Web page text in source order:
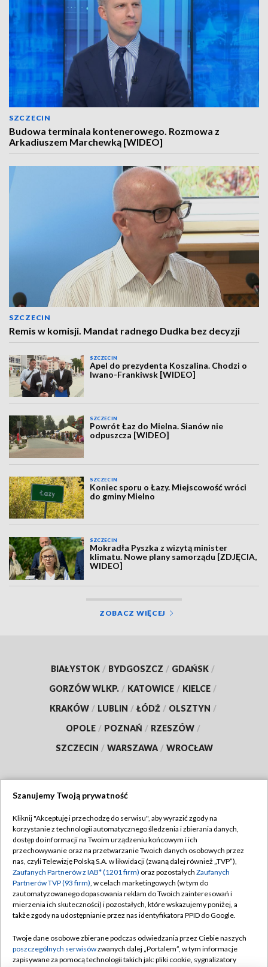
SZCZECIN
Budowa terminala kontenerowego. Rozmowa z
Arkadiuszem Marchewką [WIDEO]
SZCZECIN
Remis w komisji. Mandat radnego Dudka bez decyzji
SZCZECIN
Apel do prezydenta Koszalina. Chodzi o
Iwano-Frankiwsk [WIDEO]
SZCZECIN
Powrót Łaz do Mielna. Sianów nie
odpuszcza [WIDEO]
SZCZECIN
Koniec sporu o Łazy. Miejscowość wróci
do gminy Mielno
SZCZECIN
Mokradła Pyszka z wizytą minister
klimatu. Nowe plany samorządu [ZDJĘCIA,
WIDEO]
ZOBACZ WIĘCEJ
BIAŁYSTOK / BYDGOSZCZ / GDAŃSK /
GORZÓW WLKP. / KATOWICE / KIELCE /
KRAKÓW / LUBLIN / ŁÓDŹ / OLSZTYN /
OPOLE / POZNAŃ / RZESZÓW /
SZCZECIN / WARSZAWA / WROCŁAW
TVP
Abonament TVP
Emisja w TVP
Centrum informacji TVP
Naziemna Telewizja Cyfrowa
Rada Programowa
Regulamin TVP
Polityka prywatności
Moje zgody
Pomoc
Kontakt
Szanujemy Twoją prywatność
Kliknij "Akceptuję i przechodzę do serwisu", aby wyrazić zgody na
korzystanie z technologii automatycznego śledzenia i zbierania danych,
dostęp do informacji na Twoim urządzeniu końcowym i ich
przechowywanie oraz na przetwarzanie Twoich danych osobowych przez
nas, czyli Telewizję Polską S.A. w likwidacji (zwaną dalej również „TVP”),
Zaufanych Partnerów z IAB* (1201 firm) oraz pozostałych Zaufanych
Partnerów TVP (93 firm), w celach marketingowych (w tym do
zautomatyzowanego dopasowania reklam do Twoich zainteresowań i
mierzenia ich skuteczności) i pozostałych, które wskazujemy poniżej, a
także zgody na udostępnianie przez nas identyfikatora PPID do Google.
Twoje dane osobowe zbierane podczas odwiedzania przez Ciebie naszych
poszczególnych serwisówzwanych dalej „Portalem”, w tym informacje
zapisywane za pomocą technologii takich jak: pliki cookie, sygnalizatory